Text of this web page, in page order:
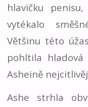
hlavičku
vytékalo
Většinu této
pohltila
Asheině
Ashe strhla